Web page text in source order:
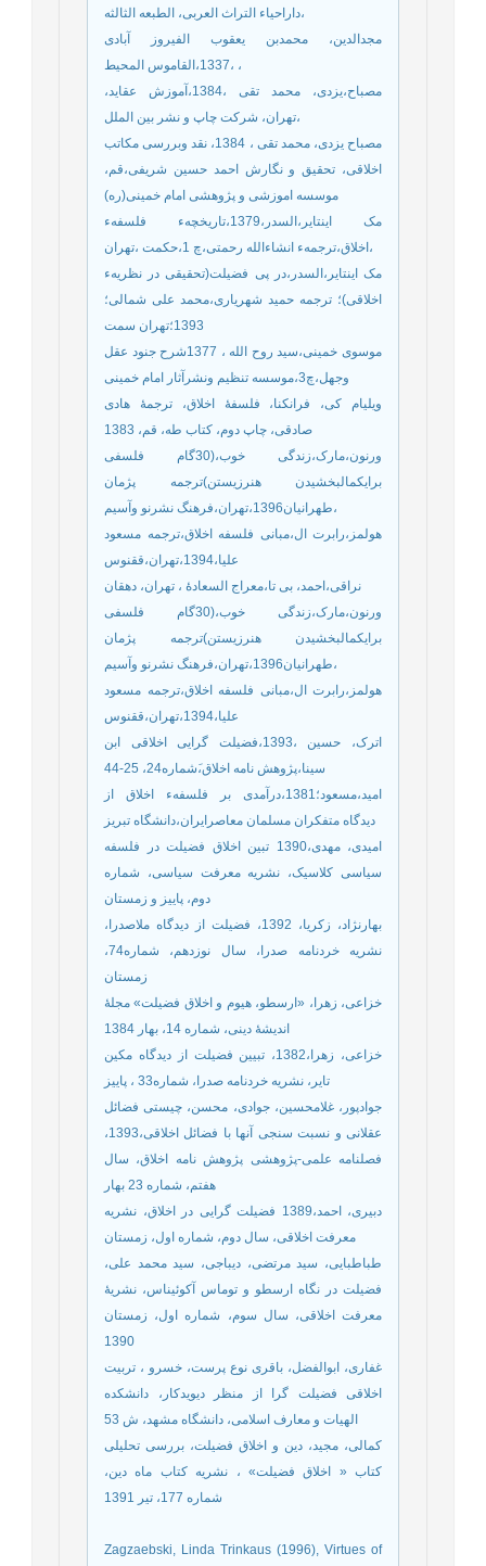
،داراحیاء التراث العربی، الطبعه الثالثه
مجدالدین، محمدبن یعقوب الفیروز آبادی
،1337،القاموس المحیط ،
مصباح،یزدی، محمد تقی ،1384،آموزش عقاید،
تهران، شرکت چاپ و نشر بین الملل،
مصباح یزدی، محمد تقی ، 1384، نقد وبررسی مکاتب
اخلاقی، تحقیق و نگارش احمد حسین شریفی،قم،
موسسه اموزشی و پژوهشی امام خمینی(ره)
مک اینتایر،السدر،1379،تاریخچهء فلسفهء
اخلاق،ترجمهء انشاءالله رحمتی،چ 1،حکمت ،تهران،
مک اینتایر،السدر،در پی فضیلت(تحقیقی در نظریهء
اخلاقی)؛ ترجمه حمید شهریاری،محمد علی شمالی؛
1393؛تهران سمت
موسوی خمینی،سید روح الله ، 1377شرح جنود عقل
وجهل،چ3،موسسه تنظیم ونشرآثار امام خمینی
ویلیام کی، فرانکنا، فلسفۀ اخلاق، ترجمۀ هادی
صادقی، چاپ دوم، کتاب طه، قم، 1383
ورنون،مارک،زندگی خوب،(30گام فلسفی
برایکمالبخشیدن هنرزیستن)ترجمه پژمان
،طهرانیان1396،تهران،فرهنگ نشرنو وآسیم
هولمز،رابرت ال،مبانی فلسفه اخلاق،ترجمه مسعود
علیا،1394،تهران،ققنوس
نراقی،احمد، بی تا،معراج السعادۀ ، تهران، دهقان
ورنون،مارک،زندگی خوب،(30گام فلسفی
برایکمالبخشیدن هنرزیستن)ترجمه پژمان
،طهرانیان1396،تهران،فرهنگ نشرنو وآسیم
هولمز،رابرت ال،مبانی فلسفه اخلاق،ترجمه مسعود
علیا،1394،تهران،ققنوس
اترک، حسین ،1393،فضیلت گرایی اخلاقی ابن
سینا،پژوهش نامه اخلاق،َشماره24، 25-44
امید،مسعود؛1381،درآمدی بر فلسفهء اخلاق از
دیدگاه متفکران مسلمان معاصرایران،دانشگاه تبریز
امیدی، مهدی،1390 تبین اخلاق فضیلت در فلسفه
سیاسی کلاسیک، نشریه معرفت سیاسی، شماره
دوم، پاییز و زمستان
بهارنژاد، زکریا، 1392، فضیلت از دیدگاه ملاصدرا،
نشریه خردنامه صدرا، سال نوزدهم، شماره74،
زمستان
خزاعی، زهرا، «ارسطو، هیوم و اخلاق فضیلت» مجلۀ
اندیشۀ دینی، شماره 14، بهار 1384
خزاعی، زهرا،1382، تبیین فضیلت از دیدگاه مکین
تایر، نشریه خردنامه صدرا، شماره33 ، پاییز
جوادپور، غلامحسین، جوادی، محسن، چیستی فضائل
عقلانی و نسبت سنجی آنها با فضائل اخلاقی،1393،
فصلنامه علمی-پژوهشی پژوهش نامه اخلاق، سال
هفتم، شماره 23 بهار
دبیری، احمد،1389 فضیلت گرایی در اخلاق، نشریه
معرفت اخلاقی، سال دوم، شماره اول، زمستان
طباطبایی، سید مرتضی، دیباجی، سید محمد علی،
فضیلت در نگاه ارسطو و توماس آکوئیناس، نشریۀ
معرفت اخلاقی، سال سوم، شماره اول، زمستان
1390
غفاری، ابوالفضل، باقری نوع پرست، خسرو ، تربیت
اخلاقی فضیلت گرا از منظر دیویدکار، دانشکده
الهیات و معارف اسلامی، دانشگاه مشهد، ش 53
کمالی، مجید، دین و اخلاق فضیلت، بررسی تحلیلی
کتاب « اخلاق فضیلت» ، نشریه کتاب ماه دین،
شماره 177، تیر 1391
Zagzaebski, Linda Trinkaus (1996), Virtues of